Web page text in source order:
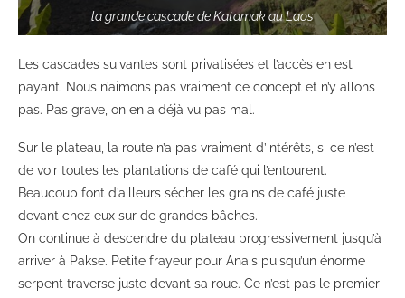
la grande cascade de Katamak au Laos
Les cascades suivantes sont privatisées et l’accès en est
payant. Nous n’aimons pas vraiment ce concept et n’y allons
pas. Pas grave, on en a déjà vu pas mal.
Sur le plateau, la route n’a pas vraiment d’intérêts, si ce n’est
de voir toutes les plantations de café qui l’entourent.
Beaucoup font d’ailleurs sécher les grains de café juste
devant chez eux sur de grandes bâches.
On continue à descendre du plateau progressivement jusqu’à
arriver à Pakse. Petite frayeur pour Anais puisqu’un énorme
serpent traverse juste devant sa roue. Ce n’est pas le premier